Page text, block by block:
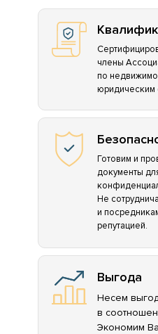
члены
по
юридическим
Готовим и
документы
Не
и
репутацией.
Несем
в
Экономим
Выгода